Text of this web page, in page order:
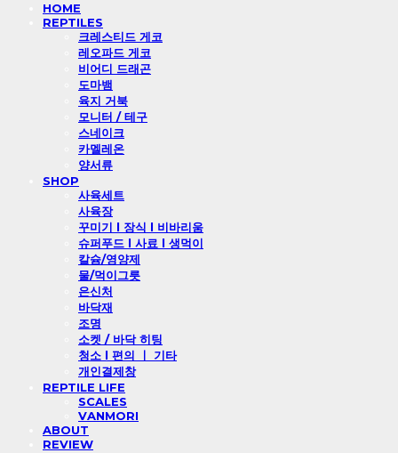
HOME
REPTILES
크레스티드 게코
레오파드 게코
비어디 드래곤
도마뱀
육지 거북
모니터 / 테구
스네이크
카멜레온
양서류
SHOP
사육세트
사육장
꾸미기 l 장식 l 비바리움
슈퍼푸드 l 사료 l 생먹이
칼슘/영양제
물/먹이그릇
은신처
바닥재
조명
소켓 / 바닥 히팅
청소 l 편의 ㅣ 기타
개인결제창
REPTILE LIFE
SCALES
VANMORI
ABOUT
REVIEW